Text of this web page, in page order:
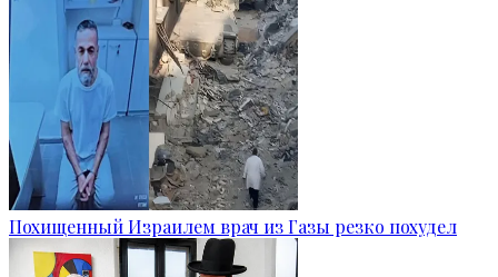
Похищенный Израилем врач из Газы резко похудел